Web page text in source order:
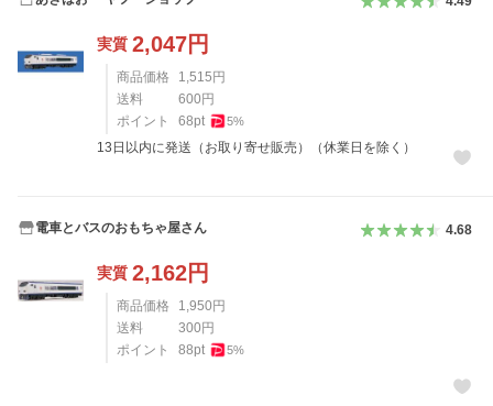
実質 2,047円
商品価格 1,515 円
送料
600 円
ポイント
68pt 5%
13日以内に発送（お取り寄せ販売）（休業日を除く）
電車とバスのおもちゃ屋さん 4.68
実質 2,162円
商品価格 1,950 円
送料
300 円
ポイント
88pt 5%